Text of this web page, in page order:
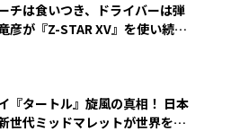
チは食いつき、ドライバーは弾
彦が『Z-STAR XV』を使い続け
『タートル』旋風の真相！ 日本
世代ミッドマレットが世界を席